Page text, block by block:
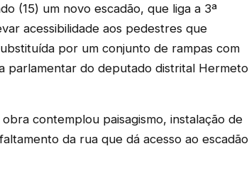
(15) um novo escadão, que liga a 3ª
acessibilidade aos pedestres que
por um conjunto de rampas com
parlamentar do deputado distrital Hermeto
contemplou paisagismo, instalação de
da rua que dá acesso ao escadão